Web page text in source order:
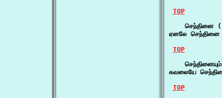
TOP
செந்தினை
ஏனலே
TOP
கவலையே
TOP